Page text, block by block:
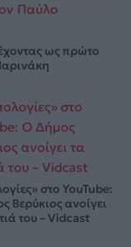
ως πρώτο
στο YouTube:
Βερύκιος ανοίγει
του – Vidcast